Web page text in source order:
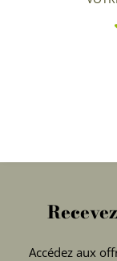
Accédez aux